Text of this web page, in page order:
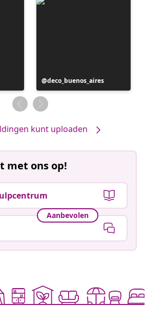
Bericht
gepubliceerd
door
deco_buenos_aires
kunt uploaden
met ons op!
Aanbevolen